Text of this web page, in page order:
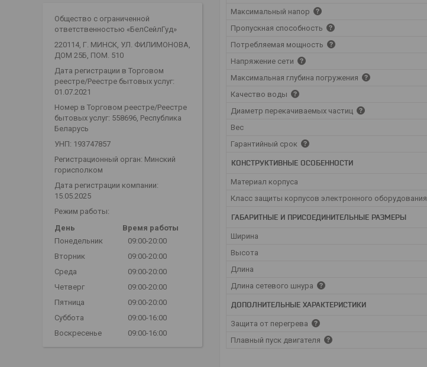
Максимальный напор
Пропускная способность
Потребляемая мощность
Напряжение сети
Максимальная глубина погружения
Качество воды
Диаметр перекачиваемых частиц
Вес
Гарантийный срок
КОНСТРУКТИВНЫЕ ОСОБЕННОСТИ
Материал корпуса
Класс защиты корпусов электронного оборудования
ГАБАРИТНЫЕ И ПРИСОЕДИНИТЕЛЬНЫЕ РАЗМЕРЫ
Ширина
Высота
Длина
Длина сетевого шнура
ДОПОЛНИТЕЛЬНЫЕ ХАРАКТЕРИСТИКИ
Защита от перегрева
Плавный пуск двигателя
Общество с ограниченной
ответственностью «БелСейлГуд»
220114, Г. МИНСК, УЛ. ФИЛИМОНОВА,
ДОМ 25Б, ПОМ. 510
Дата регистрации в Торговом
реестре/Реестре бытовых услуг:
01.07.2021
Номер в Торговом реестре/Реестре
бытовых услуг: 558696, Республика
Беларусь
УНП: 193747857
Регистрационный орган: Минский
горисполком
Дата регистрации компании:
15.05.2025
Режим работы:
День
Время работы
Понедельник
09:00-20:00
Вторник
09:00-20:00
Среда
09:00-20:00
Четверг
09:00-20:00
Пятница
09:00-20:00
Суббота
09:00-16:00
Воскресенье
09:00-16:00